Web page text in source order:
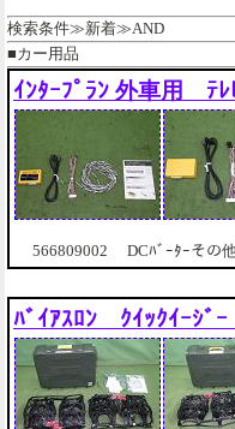
検索条件≫新着≫AND
■カー用品
ｲﾝﾀｰﾌﾟﾗﾝ 外車用 ﾃﾚ
566809002 DCﾊﾞｰﾀｰその
ﾊﾞｲｱｽﾛﾝ ｸｲｯｸｲｰｼﾞ